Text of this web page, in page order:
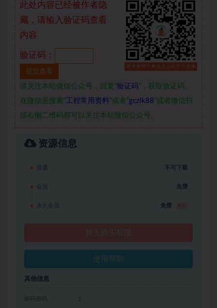
此处内容已经被作者隐
藏，请输入验证码查看
内容
验证码：
请关注本站微信公众号，回复“验证码”，获取验证码。
在微信里搜索“ 工程常用资料”或者“gczlk88”或者微信扫
描右侧二维码都可以关注本站微信公众号。
资源信息
普通 不可下载
会员 免费
永久会员 免费
使用帮助
其他信息
1